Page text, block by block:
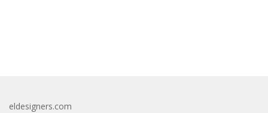
eldesigners.com